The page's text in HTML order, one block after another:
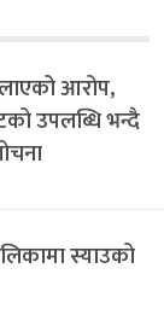
आरोप,
उपलब्धि भन्दै
स्याउको